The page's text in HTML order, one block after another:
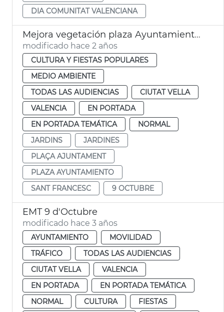
DIA COMUNITAT VALENCIANA
Mejora vegetación plaza Ayuntamiento 9 Octubre
modificado hace 2 años
CULTURA Y FIESTAS POPULARES
MEDIO AMBIENTE
TODAS LAS AUDIENCIAS
CIUTAT VELLA
VALENCIA
EN PORTADA
EN PORTADA TEMÁTICA
NORMAL
JARDINS
JARDINES
PLAÇA AJUNTAMENT
PLAZA AYUNTAMIENTO
SANT FRANCESC
9 OCTUBRE
EMT 9 d'Octubre
modificado hace 3 años
AYUNTAMIENTO
MOVILIDAD
TRÁFICO
TODAS LAS AUDIENCIAS
CIUTAT VELLA
VALENCIA
EN PORTADA
EN PORTADA TEMÁTICA
NORMAL
CULTURA
FIESTAS